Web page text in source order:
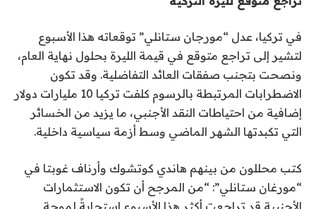
في تركيا، عدل “مورجان ستانلي” توقعاته هذا الأسبوع
لتشير إلى تراجع متوقع في قيمة الليرة بحلول نهاية العام،
ونصحت بتجنب صفقات العائد التفاضلية. وقد تكون
الاضطرابات المرتبطة بالرسوم كلفت تركيا 10 مليارات دولار
إضافية من احتياطات النقد الأجنبي، ما يزيد من الخسائر
التي تكبدتها الشهر الماضي وسط أزمة سياسية داخلية.
كتب محللون من بينهم هاندي كوتشوك وأرناف غوبتا في
“مورغان ستانلي”: “من المرجح أن تكون الاستثمارات
الأجنبية قد تراجعت أكثر هذا الأسبوع استجابةً لموجة